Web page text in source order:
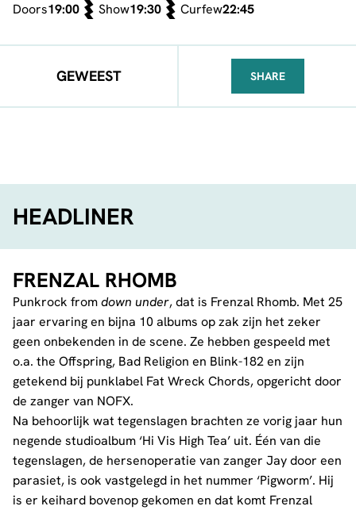
Doors19:00 Show19:30 Curfew22:45
GEWEEST SHARE
HEADLINER
FRENZAL RHOMB
Punkrock fromdown under, dat is Frenzal Rhomb. Met 25
jaar ervaring en bijna 10 albums op zak zijn het zeker
geen onbekenden in de scene. Ze hebben gespeeld met
o.a. the Offspring, Bad Religion en Blink-182en zijn
getekend bij punklabel Fat Wreck Chords, opgericht door
de zanger van NOFX.
Na behoorlijk wat tegenslagen brachten ze vorig jaar hun
negende studioalbum ‘Hi Vis High Tea’ uit. Één van die
tegenslagen, de hersenoperatie van zanger Jay door een
parasiet, is ook vastgelegd in het nummer ‘Pigworm’. Hij
is er keihard bovenop gekomen en dat komt Frenzal